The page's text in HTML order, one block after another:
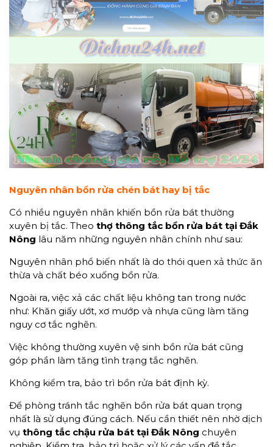
Nguyên nhân bồn rửa chén bát hay bị tắc
Có nhiều nguyên nhân khiến bồn rửa bát thường
xuyên bị tắc. Theo thợ thông tắc bồn rửa bát tại Đắk
Nông lâu năm những nguyên nhân chính như sau:
Nguyên nhân phổ biến nhất là do thói quen xả thức ăn
thừa và chất béo xuống bồn rửa.
Ngoài ra, việc xả các chất liệu không tan trong nước
như: Khăn giấy ướt, xơ mướp và nhựa cũng làm tăng
nguy cơ tắc nghẽn.
Việc không thường xuyên vệ sinh bồn rửa bát cũng
góp phần làm tăng tình trạng tắc nghẽn.
Không kiểm tra, bảo trì bồn rửa bát định kỳ.
Để phòng tránh tắc nghẽn bồn rửa bát quan trọng
nhất là sử dụng đúng cách. Nếu cần thiết nên nhờ dịch
vụ thông tắc chậu rửa bát tại Đắk Nông chuyên